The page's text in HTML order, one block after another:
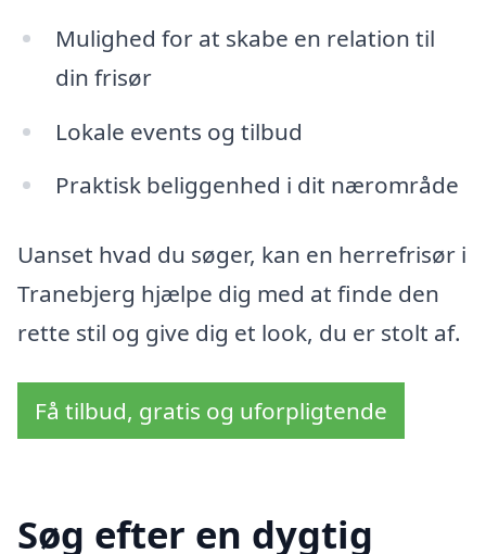
Mulighed for at skabe en relation til
din frisør
Lokale events og tilbud
Praktisk beliggenhed i dit nærområde
Uanset hvad du søger, kan en herrefrisør i
Tranebjerg hjælpe dig med at finde den
rette stil og give dig et look, du er stolt af.
Få tilbud, gratis og uforpligtende
Søg efter en dygtig